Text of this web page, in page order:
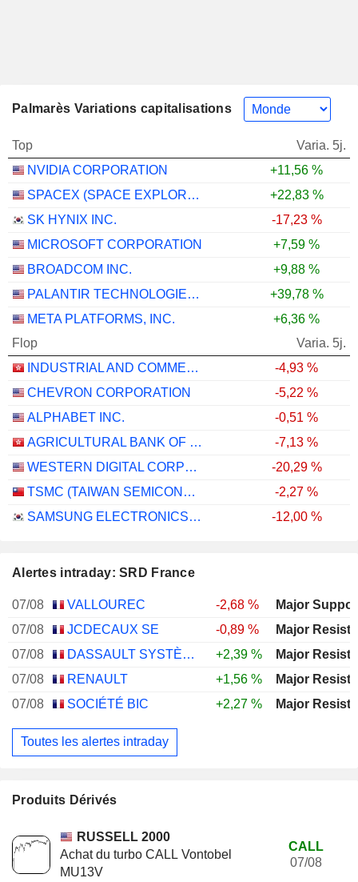
Palmarès Variations capitalisations
Top
Varia. 5j.
NVIDIA CORPORATION
+11,56 %
SPACEX (SPACE EXPLORATION TECHNOLOGIES)
+22,83 %
SK HYNIX INC.
-17,23 %
MICROSOFT CORPORATION
+7,59 %
BROADCOM INC.
+9,88 %
PALANTIR TECHNOLOGIES INC.
+39,78 %
META PLATFORMS, INC.
+6,36 %
Flop
Varia. 5j.
INDUSTRIAL AND COMMERCIAL BANK OF CHINA LIMITED
-4,93 %
CHEVRON CORPORATION
-5,22 %
ALPHABET INC.
-0,51 %
AGRICULTURAL BANK OF CHINA LIMITED
-7,13 %
WESTERN DIGITAL CORPORATION
-20,29 %
TSMC (TAIWAN SEMICONDUCTOR MANUFACTURING COMPANY)
-2,27 %
SAMSUNG ELECTRONICS CO., LTD.
-12,00 %
Alertes intraday: SRD France
07/08 VALLOUREC
-2,68 %
07/08
JCDECAUX SE
-0,89 %
07/08
DASSAULT SYSTÈMES SE
+2,39 %
07/08
RENAULT
+1,56 %
07/08
SOCIÉTÉ BIC +2,27 %
Toutes les alertes intraday
Produits Dérivés
RUSSELL 2000
Achat du turbo CALL Vontobel
MU13V
CALL
07/08